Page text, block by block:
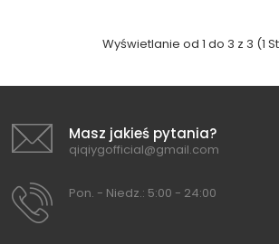
Wyświetlanie od 1 do 3 z 3 (1
Masz jakieś pytania?
qiqiygofficial@gmail.com
Pon. - Niedz.: 5:00 - 24:00